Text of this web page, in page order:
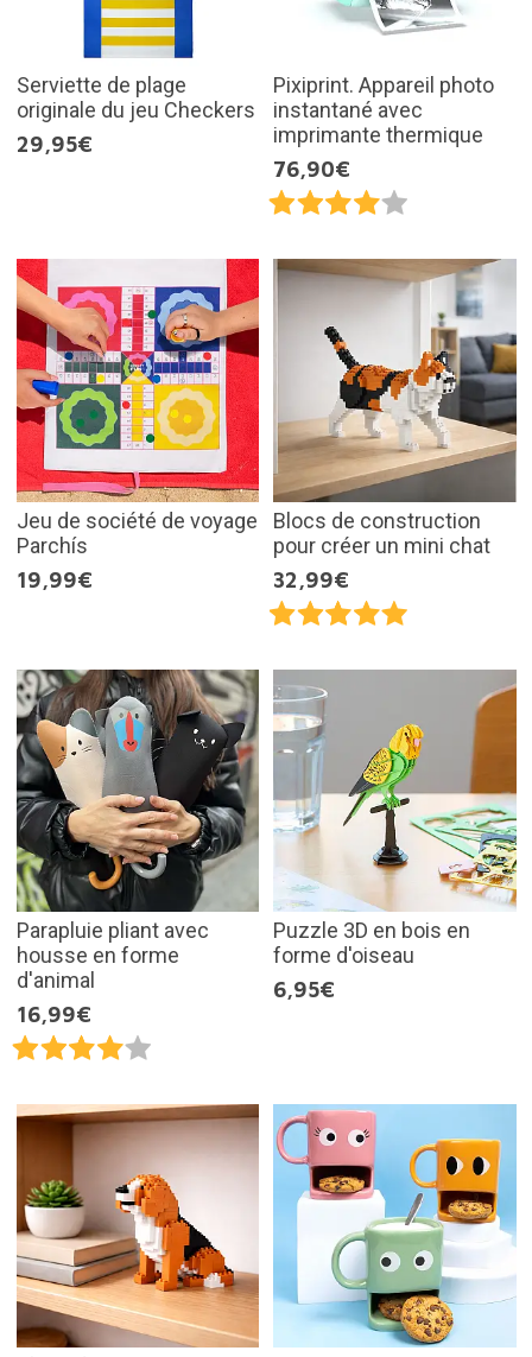
Serviette de plage
originale du jeu Checkers
29,95€
Pixiprint. Appareil photo
instantané avec
imprimante thermique
76,90€
Jeu de société de voyage
Parchís
19,99€
Blocs de construction
pour créer un mini chat
32,99€
Parapluie pliant avec
housse en forme
d'animal
16,99€
Puzzle 3D en bois en
forme d'oiseau
6,95€